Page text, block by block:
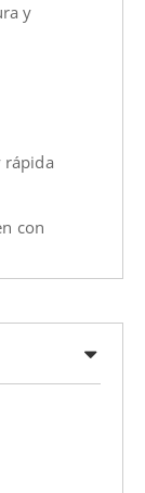
y
rápida
con